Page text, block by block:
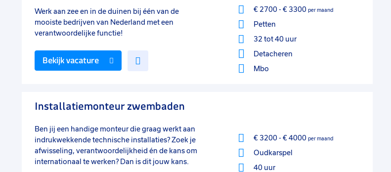
Werk aan zee en in de duinen bij één van de
mooiste bedrijven van Nederland met een
verantwoordelijke functie!
€ 2700- € 3300 per maand
Petten
32 tot 40 uur
Detacheren
Mbo
Bekijk vacature
Installatiemonteur zwembaden
Ben jij een handige monteur die graag werkt aan
indrukwekkende technische installaties? Zoek je
afwisseling, verantwoordelijkheid én de kans om
internationaal te werken? Dan is dit jouw kans.
€ 3200- € 4000 per maand
Oudkarspel
40 uur